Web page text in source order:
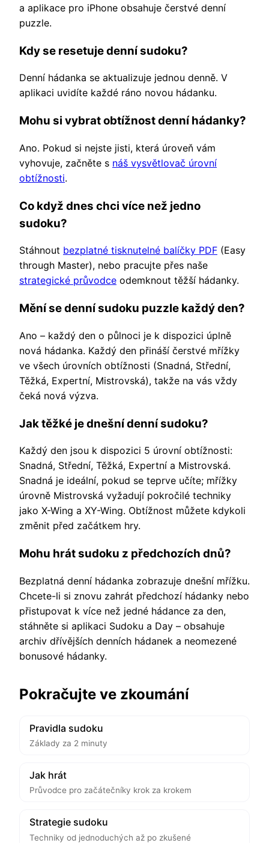
a aplikace pro iPhone obsahuje čerstvé denní
puzzle.
Kdy se resetuje denní sudoku?
Denní hádanka se aktualizuje jednou denně. V
aplikaci uvidíte každé ráno novou hádanku.
Mohu si vybrat obtížnost denní hádanky?
Ano. Pokud si nejste jisti, která úroveň vám
vyhovuje, začněte s náš vysvětlovač úrovní
obtížnosti.
Co když dnes chci více než jedno
sudoku?
Stáhnout bezplatné tisknutelné balíčky PDF (Easy
through Master), nebo pracujte přes naše
strategické průvodce odemknout těžší hádanky.
Mění se denní sudoku puzzle každý den?
Ano – každý den o půlnoci je k dispozici úplně
nová hádanka. Každý den přináší čerstvé mřížky
ve všech úrovních obtížnosti (Snadná, Střední,
Těžká, Expertní, Mistrovská), takže na vás vždy
čeká nová výzva.
Jak těžké je dnešní denní sudoku?
Každý den jsou k dispozici 5 úrovní obtížnosti:
Snadná, Střední, Těžká, Expertní a Mistrovská.
Snadná je ideální, pokud se teprve učíte; mřížky
úrovně Mistrovská vyžadují pokročilé techniky
jako X-Wing a XY-Wing. Obtížnost můžete kdykoli
změnit před začátkem hry.
Mohu hrát sudoku z předchozích dnů?
Bezplatná denní hádanka zobrazuje dnešní mřížku.
Chcete-li si znovu zahrát předchozí hádanky nebo
přistupovat k více než jedné hádance za den,
stáhněte si aplikaci Sudoku a Day – obsahuje
archiv dřívějších denních hádanek a neomezené
bonusové hádanky.
Pokračujte ve zkoumání
Pravidla sudoku
Základy za 2 minuty
Jak hrát
Průvodce pro začátečníky krok za krokem
Strategie sudoku
Techniky od jednoduchých až po zkušené